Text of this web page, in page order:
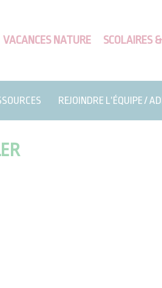
VACANCES NATURE SCOLAIRES
REJOINDRE L’ÉQUIPE /